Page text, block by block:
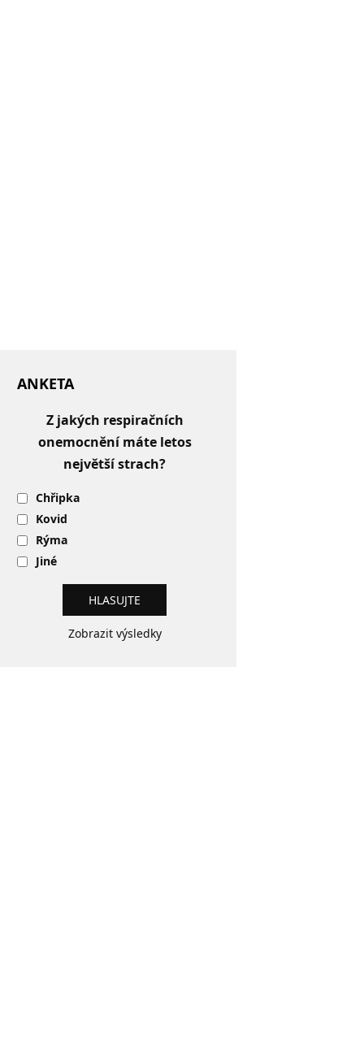
ANKETA
Z jakých respiračních
onemocnění máte letos
největší strach?
Chřipka
Kovid
Rýma
Jiné
Zobrazit výsledky